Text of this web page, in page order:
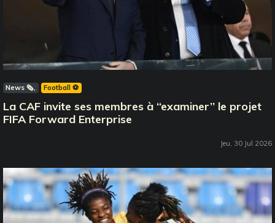
News 🗞️ Football ⚽️
La CAF invite ses membres à ‘‘examiner’’ le projet
FIFA Forward Enterprise
Jeu, 30 Jul 2026